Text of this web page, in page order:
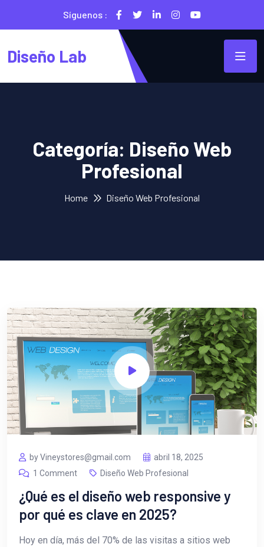
Síguenos :
Diseño Lab
Categoría: Diseño Web
Profesional
Home Diseño Web Profesional
by Vineystores@gmail.com
abril 18, 2025
1 Comment
Diseño Web Profesional
¿Qué es el diseño web responsive y
por qué es clave en 2025?
Hoy en día, más del 70% de las visitas a sitios web